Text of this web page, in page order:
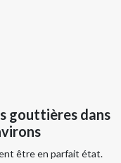
gouttières dans
être en parfait état.